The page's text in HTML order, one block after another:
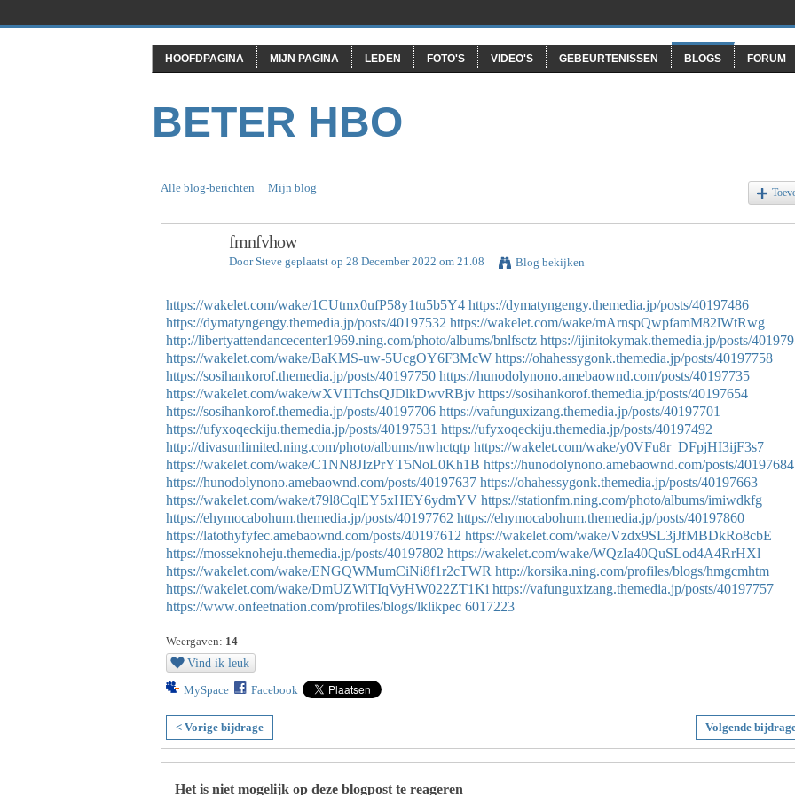
HOOFDPAGINA MIJN PAGINA LEDEN FOTO'S VIDEO'S GEBEURTENISSEN BLOGS FORUM
BETER HBO
Alle blog-berichten Mijn blog
fmnfvhow
DoorSteve geplaatst op 28 December 2022 om 21.08 Blog bekijken
https://wakelet.com/wake/1CUtmx0ufP58y1tu5b5Y4 https://dymatyngengy.themedia.jp/posts/40197486
https://dymatyngengy.themedia.jp/posts/40197532 https://wakelet.com/wake/mArnspQwpfamM82lWtRwg
http://libertyattendancecenter1969.ning.com/photo/albums/bnlfsctz https://ijinitokymak.themedia.jp/posts/
https://wakelet.com/wake/BaKMS-uw-5UcgOY6F3McW https://ohahessygonk.themedia.jp/posts/40197758
https://sosihankorof.themedia.jp/posts/40197750 https://hunodolynono.amebaownd.com/posts/40197735
https://wakelet.com/wake/wXVIITchsQJDlkDwvRBjv https://sosihankorof.themedia.jp/posts/40197654
https://sosihankorof.themedia.jp/posts/40197706 https://vafunguxizang.themedia.jp/posts/40197701
https://ufyxoqeckiju.themedia.jp/posts/40197531 https://ufyxoqeckiju.themedia.jp/posts/40197492
http://divasunlimited.ning.com/photo/albums/nwhctqtp https://wakelet.com/wake/y0VFu8r_DFpjHI3ijF3s7
https://wakelet.com/wake/C1NN8JIzPrYT5NoL0Kh1B https://hunodolynono.amebaownd.com/posts/40197684
https://hunodolynono.amebaownd.com/posts/40197637 https://ohahessygonk.themedia.jp/posts/40197663
https://wakelet.com/wake/t79l8CqlEY5xHEY6ydmYV https://stationfm.ning.com/photo/albums/imiwdkfg
https://ehymocabohum.themedia.jp/posts/40197762 https://ehymocabohum.themedia.jp/posts/40197860
https://latothyfyfec.amebaownd.com/posts/40197612 https://wakelet.com/wake/Vzdx9SL3jJfMBDkRo8cbE
https://mosseknoheju.themedia.jp/posts/40197802 https://wakelet.com/wake/WQzIa40QuSLod4A4RrHXl
https://wakelet.com/wake/ENGQWMumCiNi8f1r2cTWR http://korsika.ning.com/profiles/blogs/hmgcmhtm
https://wakelet.com/wake/DmUZWiTIqVyHW022ZT1Ki https://vafunguxizang.themedia.jp/posts/40197757
https://www.onfeetnation.com/profiles/blogs/lklikpec 6017223
Weergaven: 14
Vind ik leuk
MySpace Facebook
< Vorige bijdrage Volgende
Het is niet mogelijk op deze blogpost te reageren